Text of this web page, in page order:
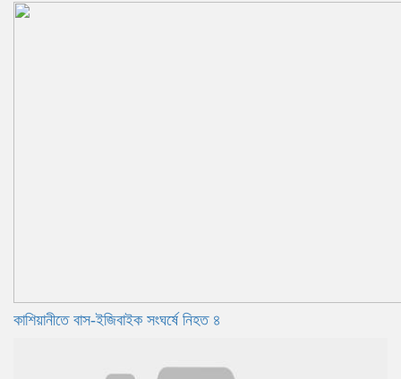
কাশিয়ানীতে বাস-ইজিবাইক সংঘর্ষে নিহত ৪